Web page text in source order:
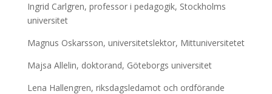
Ingrid Carlgren, professor i pedagogik, Stockholms
universitet
Magnus Oskarsson, universitetslektor, Mittuniversitetet
Majsa Allelin, doktorand, Göteborgs universitet
Lena Hallengren, riksdagsledamot och ordförande